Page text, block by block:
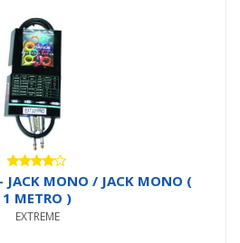
Valutato
4.00su
5
JACK MONO / JACK MONO (
1 METRO )
EXTREME